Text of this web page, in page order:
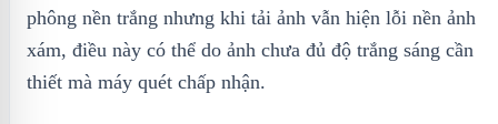
phông nền trắng nhưng khi tải ảnh vẫn hiện lỗi nền ảnh
xám, điều này có thể do ảnh chưa đủ độ trắng sáng cần
thiết mà máy quét chấp nhận.